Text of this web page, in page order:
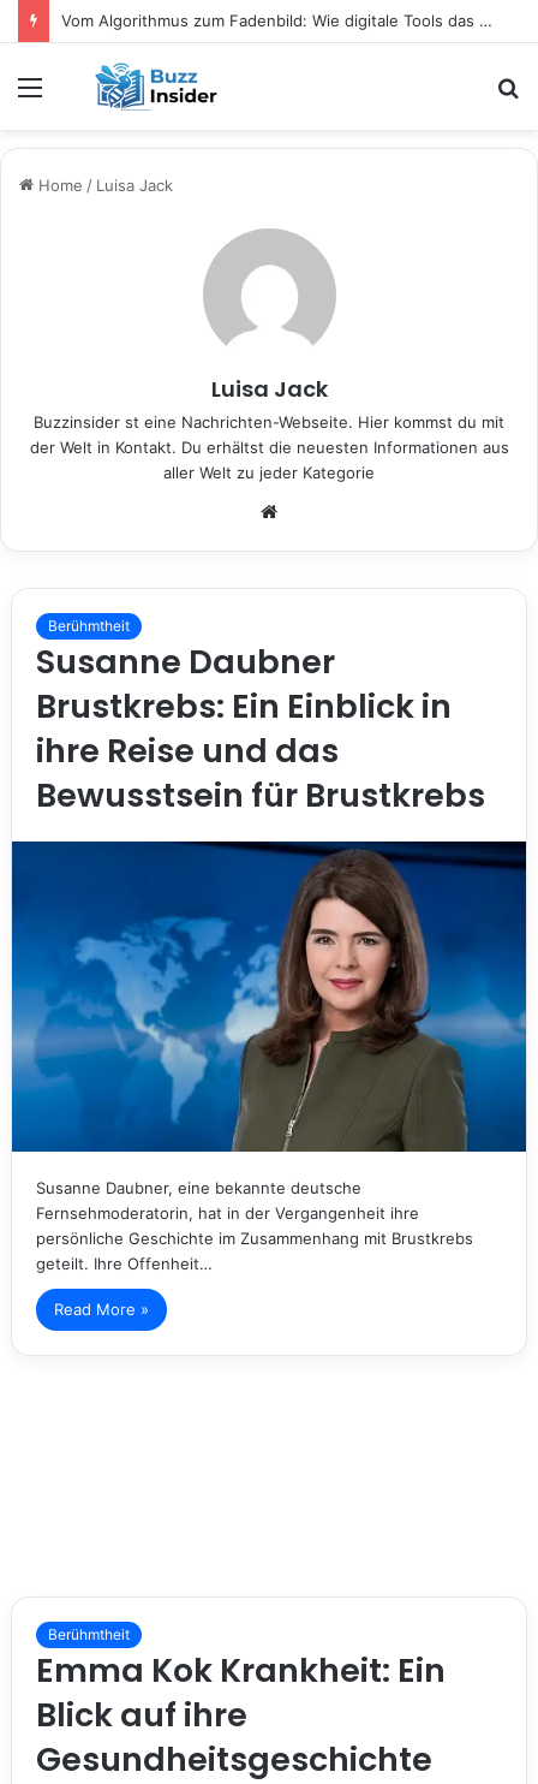
Vom Algorithmus zum Fadenbild: Wie digitale Tools das kreative Selbermachen verändern
Home / Luisa Jack
Luisa Jack
Buzzinsider st eine Nachrichten-Webseite. Hier kommst du mit
der Welt in Kontakt. Du erhältst die neuesten Informationen aus
aller Welt zu jeder Kategorie
t
Berühmtheit
Susanne Daubner
Brustkrebs: Ein Einblick in
ihre Reise und das
Bewusstsein für Brustkrebs
Susanne Daubner, eine bekannte deutsche
Fernsehmoderatorin, hat in der Vergangenheit ihre
persönliche Geschichte im Zusammenhang mit Brustkrebs
geteilt. Ihre Offenheit…
Read More »
Berühmtheit
Emma Kok Krankheit: Ein
Blick auf ihre
Gesundheitsgeschichte